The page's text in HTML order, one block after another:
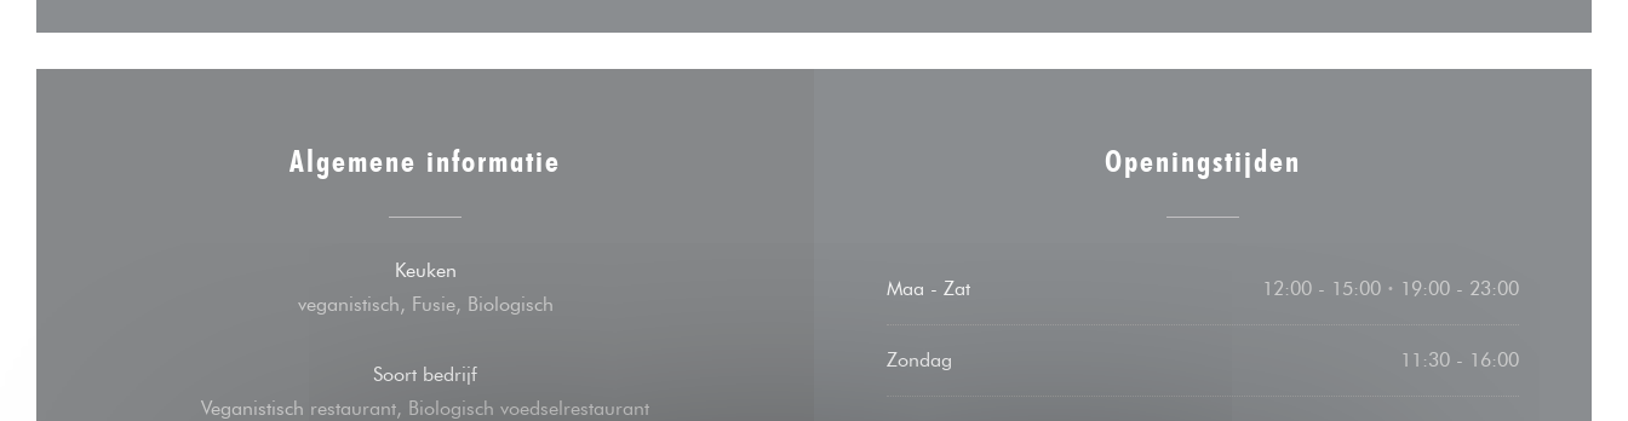
Algemene informatie
Keuken
veganistisch, Fusie, Biologisch
Soort bedrijf
Veganistisch restaurant, Biologisch voedselrestaurant
Openingstijden
Maa - Zat 12:00 - 15:00 • 19:00 - 23:00
Zondag 11:30 - 16:00